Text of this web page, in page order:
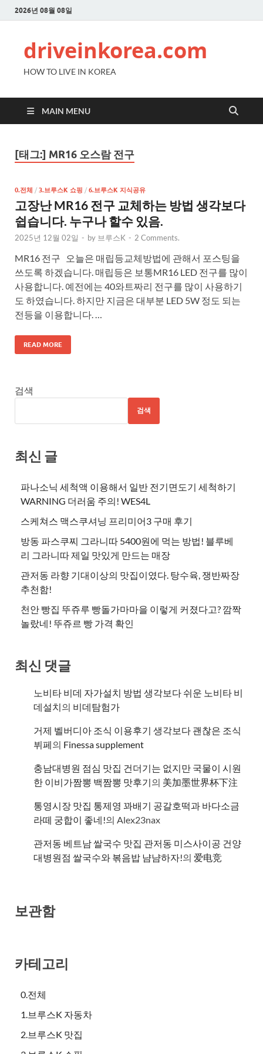
2026년 08월 08일
driveinkorea.com
HOW TO LIVE IN KOREA
MAIN MENU
[태그:] MR16 오스람 전구
0.전체 / 3.브루스K 쇼핑 / 6.브루스K 지식공유
고장난 MR16 전구 교체하는 방법 생각보다
쉽습니다. 누구나 할수 있음.
2025년 12월 02일 - by 브루스K - 2 Comments.
MR16 전구 오늘은 매립등교체방법에 관해서 포스팅을
쓰도록 하겠습니다. 매립등은 보통MR16 LED 전구를 많이
사용합니다. 예전에는 40와트짜리 전구를 많이 사용하기
도 하였습니다. 하지만 지금은 대부분 LED 5W 정도 되는
전등을 이용합니다. …
READ MORE
검색
검색
최신 글
파나소닉 세척액 이용해서 일반 전기면도기 세척하기
WARNING 더러움 주의! WES4L
스케쳐스 맥스쿠셔닝 프리미어3 구매 후기
방동 파스쿠찌 그라니따 5400원에 먹는 방법! 블루베
리 그라니따 제일 맛있게 만드는 매장
관저동 라향 기대이상의 맛집이였다. 탕수육, 쟁반짜장
추천함!
천안 빵집 뚜쥬루 빵돌가마마을 이렇게 커졌다고? 깜짝
놀랐네! 뚜쥬르 빵 가격 확인
최신 댓글
노비타 비데 자가설치 방법 생각보다 쉬운 노비타 비
데설치의 비데탐험가
거제 벨버디아 조식 이용후기 생각보다 괜찮은 조식
뷔페의 ​Finessa supplement
충남대병원 점심 맛집 건더기는 없지만 국물이 시원
한 이비가짬뽕 백짬뽕 맛후기의 美加墨世界杯下注
통영시장 맛집 통제영 꽈배기 공갈호떡과 바다소금
라떼 궁합이 좋네!의 Alex23nax
관저동 베트남 쌀국수 맛집 관저동 미스사이공 건양
대병원점 쌀국수와 볶음밥 냠냠하자!의 爱电竞
보관함
카테고리
0.전체
1.브루스K 자동차
2.브루스K 맛집